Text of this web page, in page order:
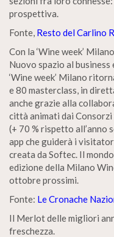
prospettiva.
Fonte, Resto del Carlino
Con la ‘Wine week’
Nuovo spazio al business
‘Wine week’ Milano
e 80 masterclass, in
anche grazie alla
città animati dai
(+ 70 % rispetto all’anno
app che guiderà i
creata da Softec. Il
edizione della Milano
ottobre prossimi.
Fonte: Le Cronache
Il Merlot delle migliori
freschezza.